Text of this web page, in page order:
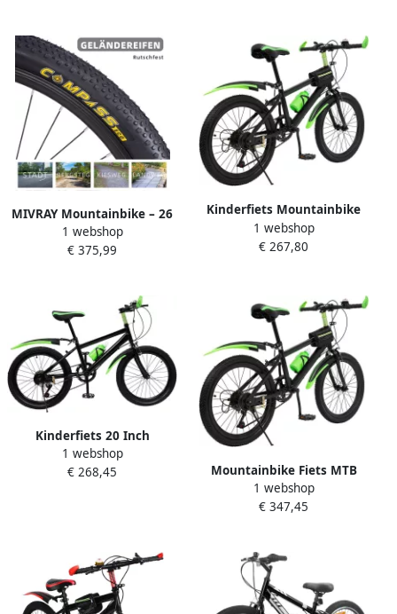
MIVRAY Mountainbike – 26
Inch – 21 Versnellingen Met
Kettingschakeling – IJzeren
Schijfrem
1 webshop
€ 375,99
Kinderfiets Mountainbike
Buitenritten Met drinkfles
20 inch Groen
1 webshop
€ 267,80
Kinderfiets 20 Inch
Mountainbike Fiets Buiten
Fietsen 7 Versnellingen 20
1 webshop
€ 268,45
Mountainbike Fiets MTB
Buiten Fietsen
Koolstofstalen Frame 20
1 webshop
€ 347,45